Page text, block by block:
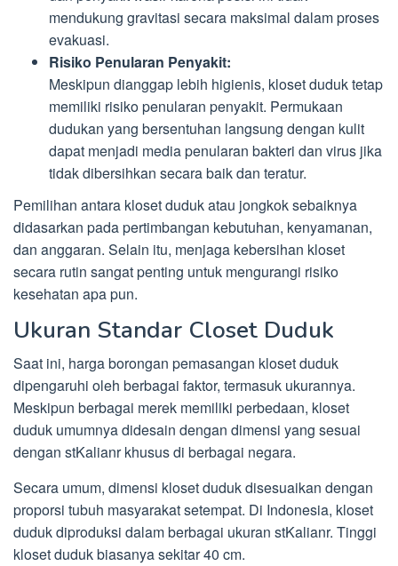
mendukung gravitasi secara maksimal dalam proses
evakuasi.
Risiko Penularan Penyakit:
Meskipun dianggap lebih higienis, kloset duduk tetap
memiliki risiko penularan penyakit. Permukaan
dudukan yang bersentuhan langsung dengan kulit
dapat menjadi media penularan bakteri dan virus jika
tidak dibersihkan secara baik dan teratur.
Pemilihan antara kloset duduk atau jongkok sebaiknya
didasarkan pada pertimbangan kebutuhan, kenyamanan,
dan anggaran. Selain itu, menjaga kebersihan kloset
secara rutin sangat penting untuk mengurangi risiko
kesehatan apa pun.
Ukuran Standar Closet Duduk
Saat ini, harga borongan pemasangan kloset duduk
dipengaruhi oleh berbagai faktor, termasuk ukurannya.
Meskipun berbagai merek memiliki perbedaan, kloset
duduk umumnya didesain dengan dimensi yang sesuai
dengan stKalianr khusus di berbagai negara.
Secara umum, dimensi kloset duduk disesuaikan dengan
proporsi tubuh masyarakat setempat. Di Indonesia, kloset
duduk diproduksi dalam berbagai ukuran stKalianr. Tinggi
kloset duduk biasanya sekitar 40 cm.